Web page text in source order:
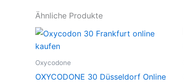
Ähnliche Produkte
Oxycodone
OXYCODONE 30 Düsseldorf Online